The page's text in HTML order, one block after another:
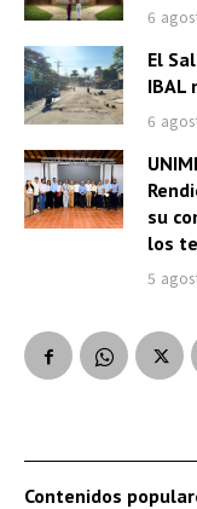
6
El
IBAL
6
su
los
5
Contenidos